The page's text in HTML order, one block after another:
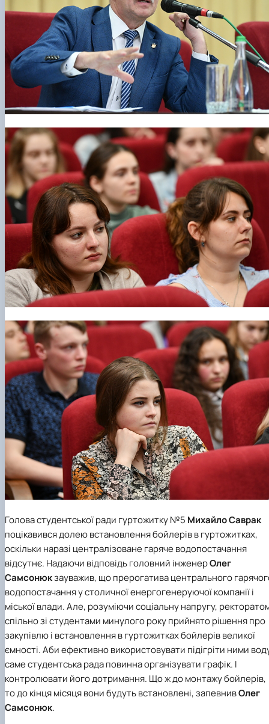
Голова студентської ради гуртожитку №5 Михайло Саврак
поцікавився долею встановлення бойлерів в гуртожитках,
оскільки наразі централізоване гаряче водопостачання
відсутнє. Надаючи відповідь головний інженерОлег
Самсонюкзауважив, що прерогатива центрального
водопостачання у столичної енергогенеруючої компанії і
міської влади. Але, розуміючи соціальну напругу,
спільно зі студентами минулого року прийнято рішення про
закупівлю і встановлення в гуртожитках бойлерів великої
ємності. Аби ефективно використовувати підігріти ними
саме студентська рада повинна організувати графік. І
контролювати його дотримання. Що ж до монтажу бойлерів,
то до кінця місяця вони будуть встановлені, запевнивОлег
Самсонюк.